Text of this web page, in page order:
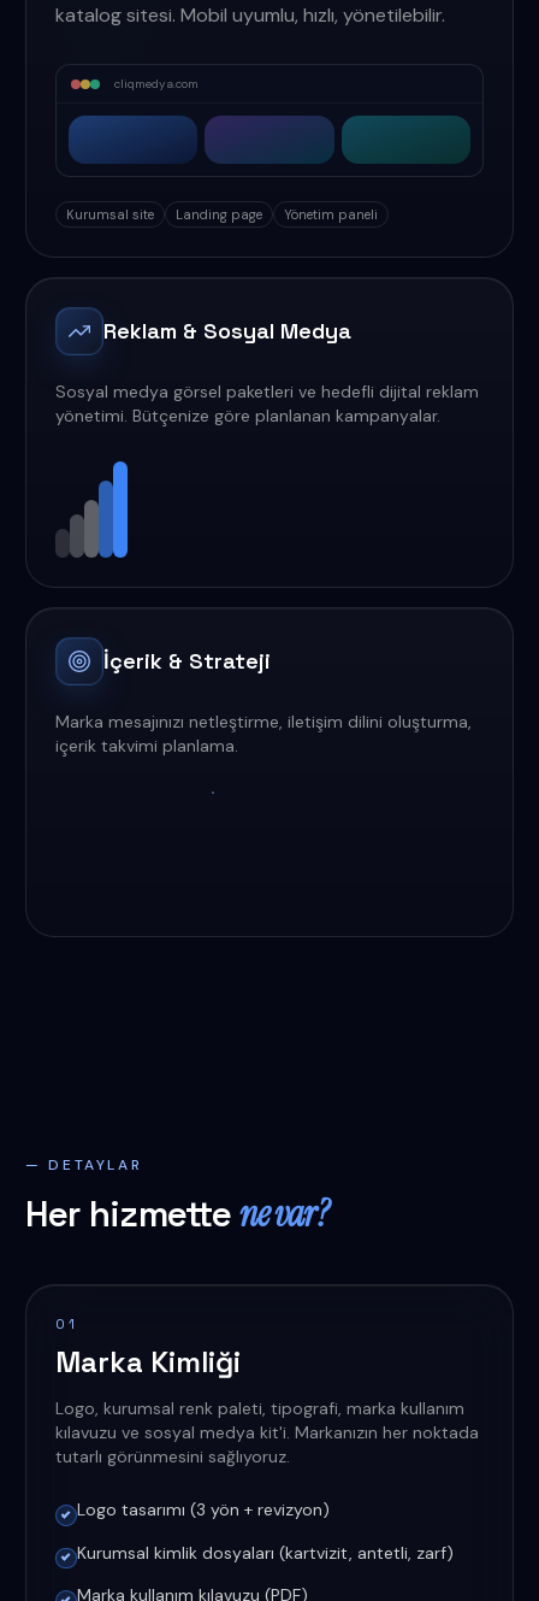
katalog sitesi. Mobil uyumlu, hızlı, yönetilebilir.
cliqmedya.com
Kurumsal site Landing page Yönetim paneli
Reklam & Sosyal Medya
Sosyal medya görsel paketleri ve hedefli dijital reklam
yönetimi. Bütçenize göre planlanan kampanyalar.
İçerik & Strateji
Marka mesajınızı netleştirme, iletişim dilini oluşturma,
içerik takvimi planlama.
— DETAYLAR
Her hizmettene var?
01
Marka Kimliği
Logo, kurumsal renk paleti, tipografi, marka kullanım
kılavuzu ve sosyal medya kit'i. Markanızın her noktada
tutarlı görünmesini sağlıyoruz.
Logo tasarımı (3 yön + revizyon)
Kurumsal kimlik dosyaları (kartvizit, antetli, zarf)
Marka kullanım kılavuzu (PDF)